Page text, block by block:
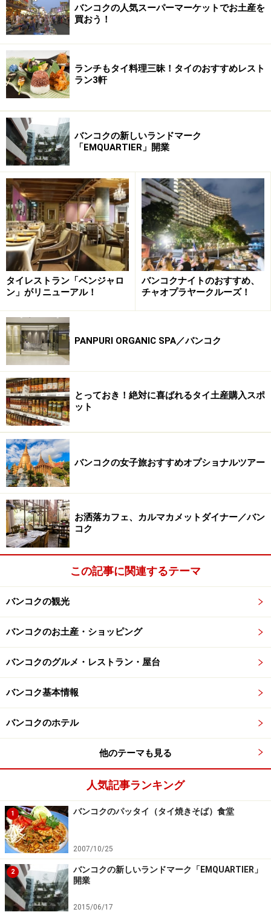
け中国語が話せないという人がほとんどです。しかし食
をはじめ伝統行事などは今でも中国の文化を引き継いで
いるとおり、バンコク市内のいたるところに本格的な中
華料理レストランが存在するようになったというわけで
す。
まずはお手頃なランチ飲茶から挑戦
地元タイ人も会社のお昼休みを利用してよく飲茶を食べに
きている
バンコクに美味しい中華料理レストランが多い理由が分
かったら、実際に食べてみましょう！ お手頃なのはやは
り飲茶ランチ。街中のレストランなら安いところで１品
25バーツ（約82円）から飲茶を楽しむことができます。
中でも味、量、値段、立地から総合的に判断しておすす
めしたいレストランが、BTSサラデーン駅から徒歩５
分、スリウォン通りに面した「グランドチャイナ・レス
トラン」です。メニューにはアラカルトの飲茶メニュー
が掲載されていますが、是非試してもらいたいのは色々
な種類の飲茶が楽しめる「飲茶ビュッフェ」（平日の
み）です。16種類もの料理が出てきてなんと299バーツ
（約986円）。１品あたり18バーツ（約60円）という安
さ！ 最後にはデザートまで付いているのです。
グランドチャイナ・レストランの飲茶はあっさりした味付
けで飽きることなく最後まで食べられる(c)yoko sakamoto
タイ・シルクで有名なジム・トンプソンのショップや、
以前信じてみる？タイで占い体験！
でも紹介した占いコ
ーナーの入っているモンティエンホテルが徒歩３分圏内
という立地のよさも嬉しいですね。
■店名：グランドチャイナ・レストランGrand China
Restaurant
・住所: Wall Street Tower Building B1, 33/1-5 Surawong
Road, Bangkok 10500
・電話番号: 02-632-7911
・営業時間：11.00-14.00／18.00-22.00
・定休日：なし
バンコクの人気スーパーマーケットでお土産を
買おう！
ランチもタイ料理三昧！タイのおすすめレスト
ラン3軒
バンコクの新しいランドマーク
「EMQUARTIER」開業
タイレストラン「ベンジャロ
ン」がリニューアル！
バンコクナイトのおすすめ、
チャオプラヤークルーズ！
PANPURI ORGANIC SPA／バンコク
とっておき！絶対に喜ばれるタイ土産購入スポ
ット
バンコクの女子旅おすすめオプショナルツアー
お洒落カフェ、カルマカメットダイナー／バン
コク
この記事に関連するテーマ
バンコクの観光
バンコクのお土産・ショッピング
バンコクのグルメ・レストラン・屋台
バンコク基本情報
バンコクのホテル
他のテーマも見る
人気記事ランキング
1 バンコクのパッタイ（タイ焼きそば）食堂
2007/10/25
2
バンコクの新しいランドマーク「EMQUARTIER」
開業
2015/06/17